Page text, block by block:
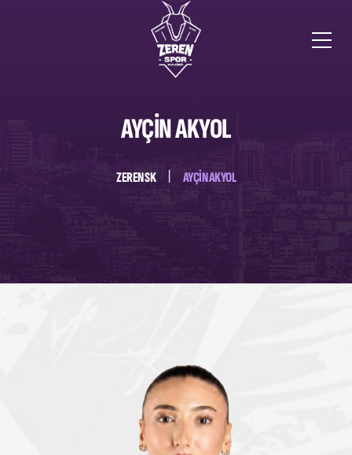
AYÇIN AKYOL
ZEREN SK AYÇIN AKYOL